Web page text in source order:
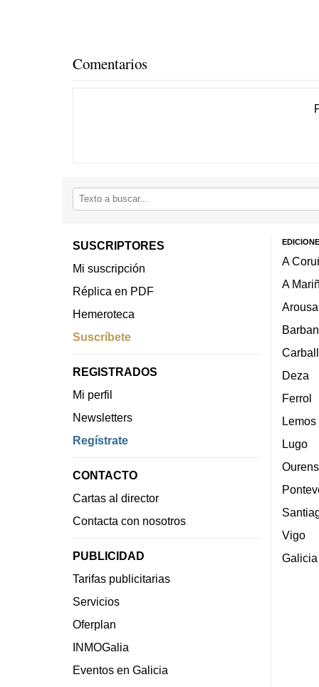
Comentarios
SUSCRIPTORES
Mi suscripción
Réplica en PDF
Hemeroteca
Suscríbete
REGISTRADOS
Mi perfil
Newsletters
Regístrate
CONTACTO
Cartas al director
Contacta con nosotros
PUBLICIDAD
Tarifas publicitarias
Servicios
Oferplan
INMOGalia
Eventos en Galicia
A
A
Arousa
Deza
Ferrol
Lemos
Lugo
Vigo